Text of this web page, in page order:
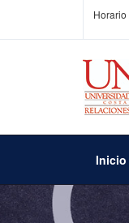
Horario
Inicio